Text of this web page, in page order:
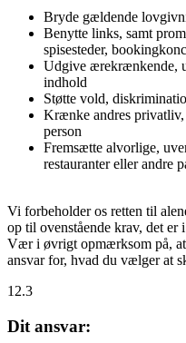
Bryde gældende
Benytte links, samt
spisesteder,
Udgive ærekrænkende,
indhold
Støtte vold,
Krænke andres
person
Fremsætte alvorlige,
restauranter eller andre
Vi forbeholder os retten til
op til ovenstående krav, det er
Vær i øvrigt opmærksom på,
ansvar for, hvad du vælger at
12.3
Dit ansvar: